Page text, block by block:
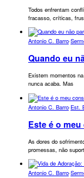
Todos enfrentam
fracasso, críticas,
Antonio C. Barro·
Quando eu
Existem momentos
nunca acaba. Mas
Antonio C. Barro·Est.
Este é o
As dores do
promessas, não
Antonio C. Barro·